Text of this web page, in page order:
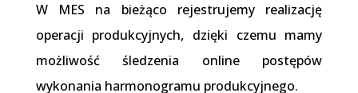
W MES na bieżąco rejestrujemy realizację
operacji produkcyjnych, dzięki czemu mamy
możliwość śledzenia online postępów
wykonania harmonogramu produkcyjnego.